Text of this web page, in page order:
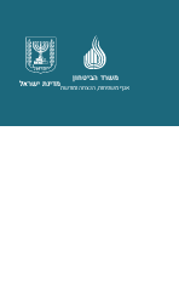
מדינת ישראל
משרד הביטחון
אגף משפחות, הנצחה ומורשת